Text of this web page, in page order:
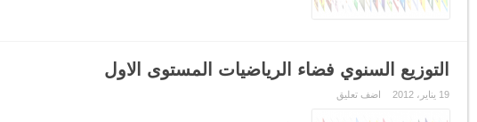
التوزيع السنوي فضاء الرياضيات المستوى الاول
19 يناير، 2012 اضف تعليق